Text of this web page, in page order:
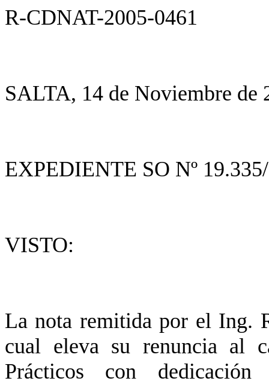
R-CDNAT-2005-0461
SALTA, 14 de Noviembre de
EXPEDIENTE SO Nº
VISTO:
La nota remitida por el Ing.
cual eleva su renuncia al
Prácticos con